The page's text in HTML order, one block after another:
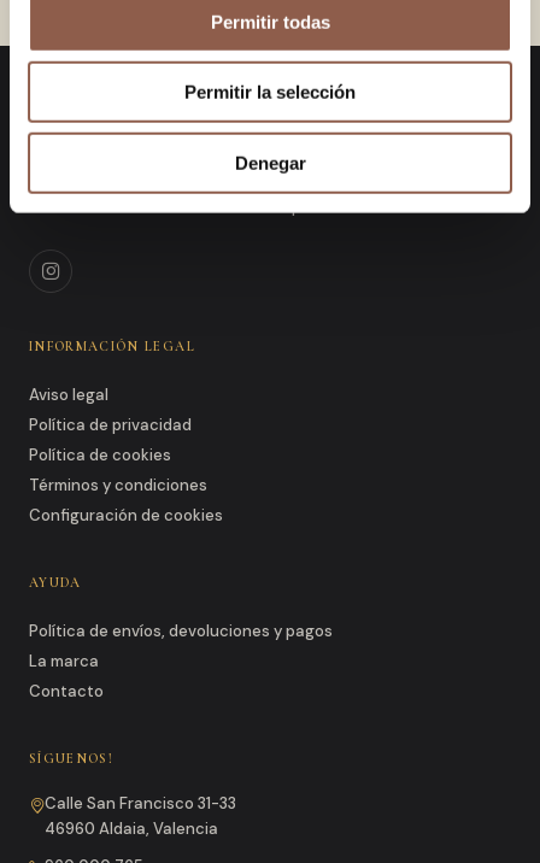
Permitir todas
Permitir la selección
Denegar
KanelaFans
Diseños únicos que fusionan la artesanía
INFORMACIÓN LEGAL
Aviso legal
Política de privacidad
Política de cookies
Términos y condiciones
Configuración de cookies
AYUDA
Política de envíos, devoluciones y pagos
La marca
Contacto
SÍGUENOS!
Calle San Francisco 31-33
46960 Aldaia, Valencia